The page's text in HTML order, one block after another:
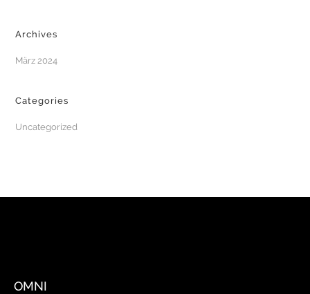
Archives
März 2024
Categories
Uncategorized
OMNI